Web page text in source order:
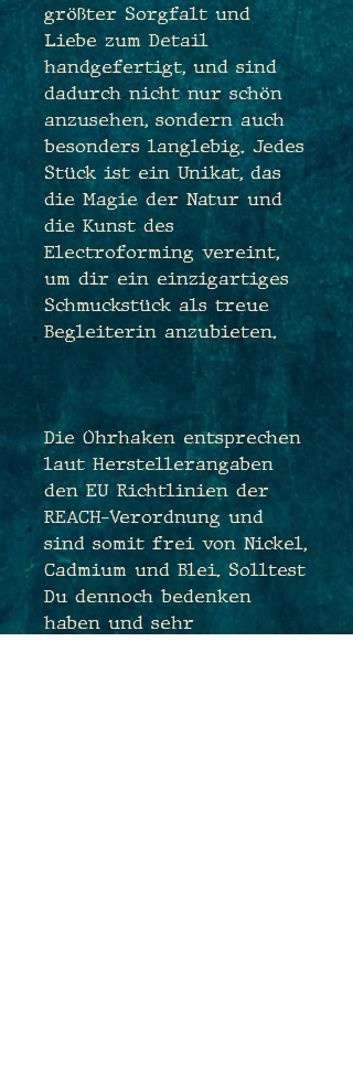
größter Sorgfalt und
Liebe zum Detail
handgefertigt, und sind
dadurch nicht nur schön
anzusehen, sondern auch
besonders langlebig. Jedes
Stück ist ein Unikat, das
die Magie der Natur und
die Kunst des
Electroforming vereint,
um dir ein einzigartiges
Schmuckstück als treue
Begleiterin anzubieten.
Die Ohrhaken entsprechen
laut Herstellerangaben
den EU Richtlinien der
REACH-Verordnung und
sind somit frei von Nickel,
Cadmium und Blei. Solltest
Du dennoch bedenken
haben und sehr